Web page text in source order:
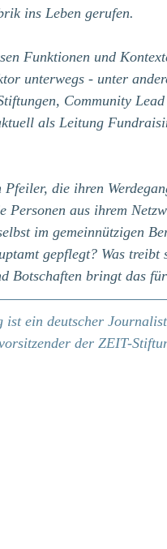
ins Leben gerufen.
Funktionen und
unterwegs - unter
Community
als Leitung
die ihren
Personen aus ihrem
im gemeinnützigen
gepflegt? Was treibt
Botschaften bringt das
ein deutscher
der ZEIT-